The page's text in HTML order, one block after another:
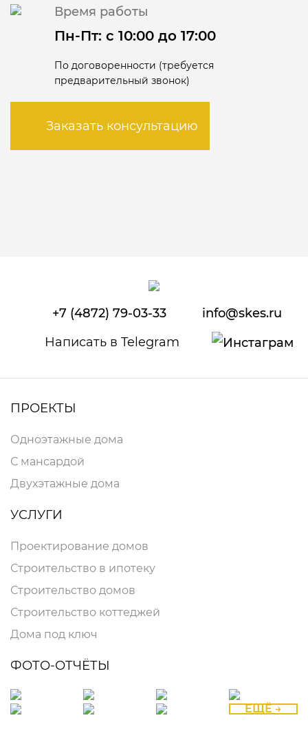
Время работы
Пн-Пт: с 10:00 до 17:00
По договоренности (требуется
предварительный звонок)
Заказать консультацию
+7 (4872) 79-03-33
info@skes.ru
Написать в Telegram
ПРОЕКТЫ
Одноэтажные дома
С мансардой
Двухэтажные дома
УСЛУГИ
Проектирование домов
Строительство в ипотеку
Строительство домов
Строительство коттеджей
Дома под ключ
ФОТО-ОТЧЁТЫ
ЕЩЁ →